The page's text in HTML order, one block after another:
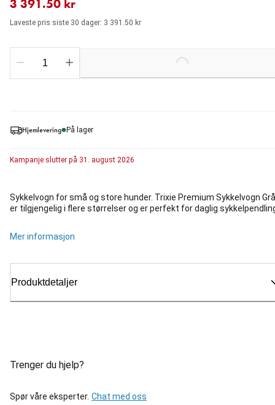
Hjemlevering På lager
Kampanje slutter på 31. august 2026
Sykkelvogn for små og store hunder. Trixie Premium Sykkelvogn Grå
er tilgjengelig i flere størrelser og er perfekt for daglig
Mer informasjon
Produktdetaljer
Trenger du hjelp?
Spør våre eksperter. Chat med oss
3 391.50 kr
Laveste pris siste 30 dager: 3 391.50 kr
Loading...